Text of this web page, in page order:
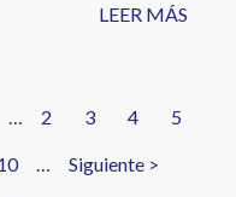
LEER MÁS
Página
2 Página
3 Página
4 Página
5
Siguiente
Siguiente >